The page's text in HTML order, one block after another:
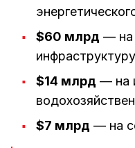
$60 млрд — на
$14 млрд — на
$7 млрд — на